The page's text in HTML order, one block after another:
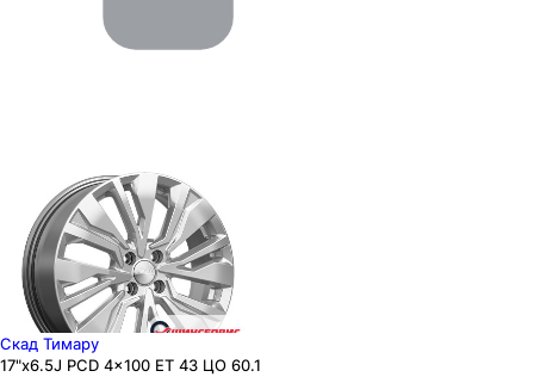
Скад Тимару
17"x6.5J PCD 4x100 ЕТ 43 ЦО 60.1